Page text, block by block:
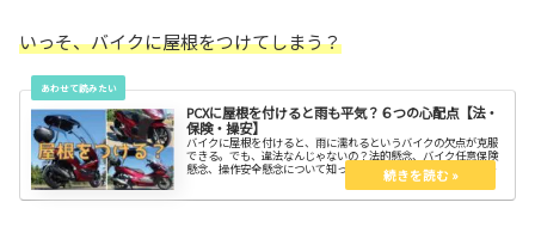
いっそ、バイクに屋根をつけてしまう？
PCXに屋根を付けると雨も平気？６つの心配点【法・
保険・操安】
バイクに屋根を付けると、雨に濡れるというバイクの欠点が克服
できる。でも、違法なんじゃないの？法的懸念、バイク任意保険
懸念、操作安全懸念について知って、スッキリしよう。ミニマリ
ストのモビリティに対する１つの結論が屋根付きバイクなので